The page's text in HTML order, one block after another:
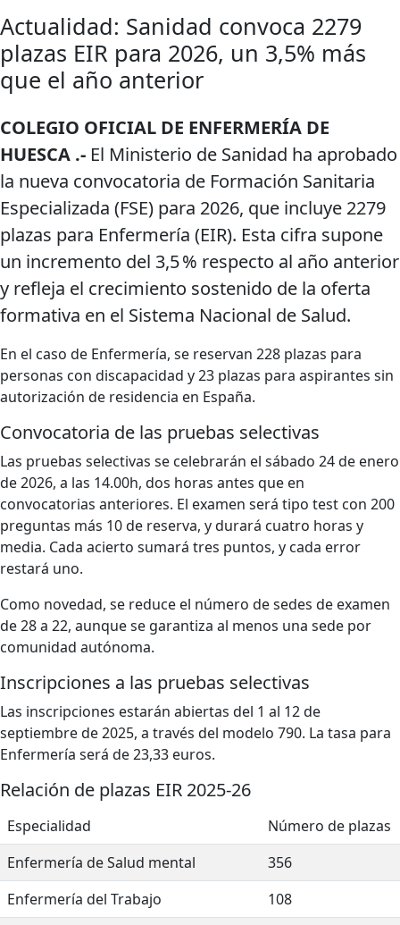
Actualidad: Sanidad convoca 2279
plazas EIR para 2026, un 3,5% más
que el año anterior
COLEGIO OFICIAL DE ENFERMERÍA DE
HUESCA .- El Ministerio de Sanidad ha aprobado
la nueva convocatoria de Formación Sanitaria
Especializada (FSE) para 2026, que incluye 2279
plazas para Enfermería (EIR). Esta cifra supone
un incremento del 3,5 % respecto al año anterior
y refleja el crecimiento sostenido de la oferta
formativa en el Sistema Nacional de Salud.
En el caso de Enfermería, se reservan 228 plazas para
personas con discapacidad y 23 plazas para aspirantes sin
autorización de residencia en España.
Convocatoria de las pruebas selectivas
Las pruebas selectivas se celebrarán el sábado 24 de enero
de 2026, a las 14.00h, dos horas antes que en
convocatorias anteriores. El examen será tipo test con 200
preguntas más 10 de reserva, y durará cuatro horas y
media. Cada acierto sumará tres puntos, y cada error
restará uno.
Como novedad, se reduce el número de sedes de examen
de 28 a 22, aunque se garantiza al menos una sede por
comunidad autónoma.
Inscripciones a las pruebas selectivas
Las inscripciones estarán abiertas del 1 al 12 de
septiembre de 2025, a través del modelo 790. La tasa para
Enfermería será de 23,33 euros.
Relación de plazas EIR 2025-26
Especialidad
Número de plazas
Enfermería de Salud mental
356
Enfermería del Trabajo
108